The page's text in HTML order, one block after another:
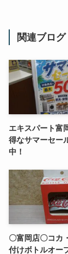
関連ブログ
エキスパート富
得なサマーセー
中！
〇富岡店〇コカ
付けボトルオー